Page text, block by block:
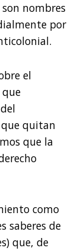
nombres
por
el
quitan
que la
como
saberes de
que, de